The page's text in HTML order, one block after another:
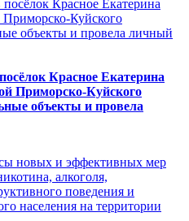
Красное Екатерина
Приморско-Куйского
объекты и провела